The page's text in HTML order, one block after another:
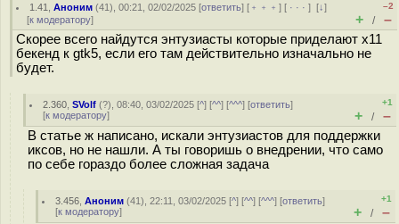
1.41 ,Аноним (41), 00:21, 02/02/2025 [ответить] [ ﹢﹢﹢] [ · · ·][↓]
[к модератору]
–2
+ / –
Скорее всего найдутся энтузиасты которые приделают x11
бекенд к gtk5, если его там действительно изначально не
будет.
2.360 ,SVolf (?), 08:40, 03/02/2025 [^] [^^] [^^^] [ответить]
[к модератору]
+1
+ / –
В статье ж написано, искали энтузиастов для поддержки
иксов, но не нашли. А ты говоришь о внедрении, что само
по себе гораздо более сложная задача
3.456 ,Аноним (41), 22:11, 03/02/2025 [^] [^^] [^^^] [ответить]
[к модератору]
+1
+ / –